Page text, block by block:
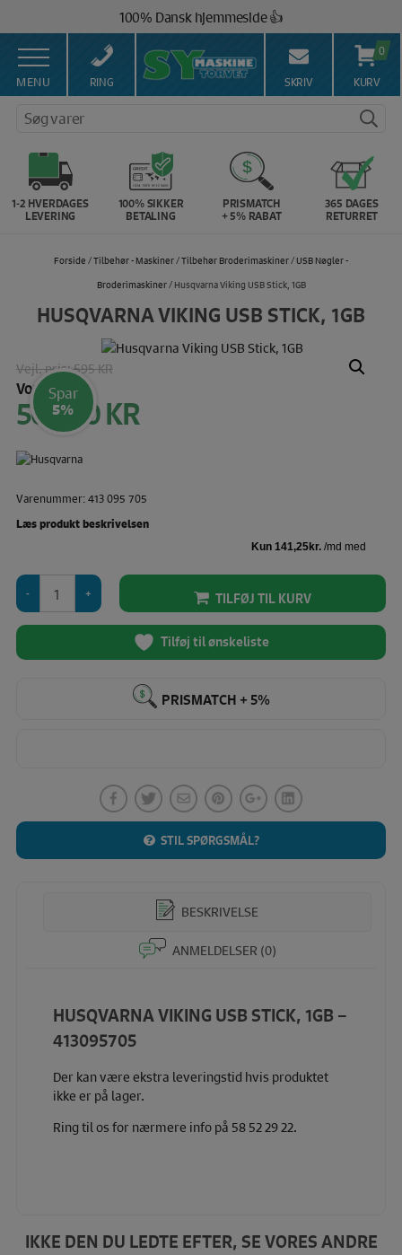
indholdet
100% Dansk hjemmeside 👍
Brug for hjælp? Ring på 43 44 45 15 ☎️
Vi matcher alle danske priser 💰
MENU RING SKRIV
0
KURV
Søg varer
1-2 HVERDAGES
LEVERING
100% SIKKER
BETALING
PRISMATCH
+ 5% RABAT
365 DAGES
RETURRET
Forside /Tilbehør - Maskiner/Tilbehør Broderimaskiner/ USB Nøgler -
Broderimaskiner/ Husqvarna Viking USB Stick, 1GB
Spar
5%
HUSQVARNA VIKING USB STICK, 1GB
Vejl. pris:595 KR
Vores pris:
Den
oprindelige
var:
595,00 KR.
565,00KR
Den
aktuelle
er:
565,00 KR.
Varenummer: 413 095 705
Læs produkt beskrivelsen
Husqvarna
Viking
USB
1GB
TILFØJ TIL KURV
Tilføj til ønskeliste
PRISMATCH + 5%
STIL SPØRGSMÅL?
BESKRIVELSE
ANMELDELSER (0)
HUSQVARNA VIKING USB STICK, 1GB –
413095705
Der kan være ekstra leveringstid hvis produktet
ikke er på lager.
Ring til os for nærmere info på 58 52 29 22.
IKKE DEN DU LEDTE EFTER, SE VORES ANDRE